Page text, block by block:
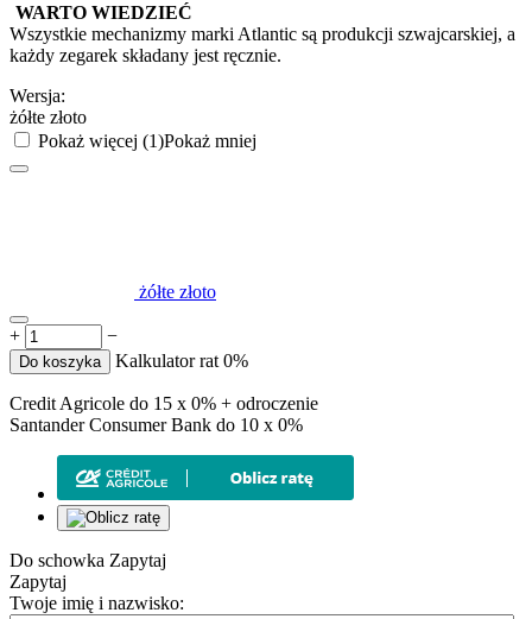
WARTO WIEDZIEĆ
Wszystkie mechanizmy marki Atlantic są produkcji szwajcarskiej, a
każdy zegarek składany jest ręcznie.
Wersja:
żółte złoto
Pokaż więcej (1)Pokaż mniej
żółte złoto
+ −
Do koszyka Kalkulator rat 0%
Credit Agricole do 15 x 0% + odroczenie
Santander Consumer Bank do 10 x 0%
Do schowka Zapytaj
Zapytaj
Twoje imię i nazwisko: